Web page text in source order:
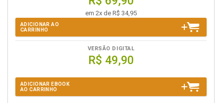
em 2x de R$ 34,95
ADICIONAR AO
CARRINHO
VERSÃO DIGITAL
R$ 49,90
ADICIONAR EBOOK
AO CARRINHO